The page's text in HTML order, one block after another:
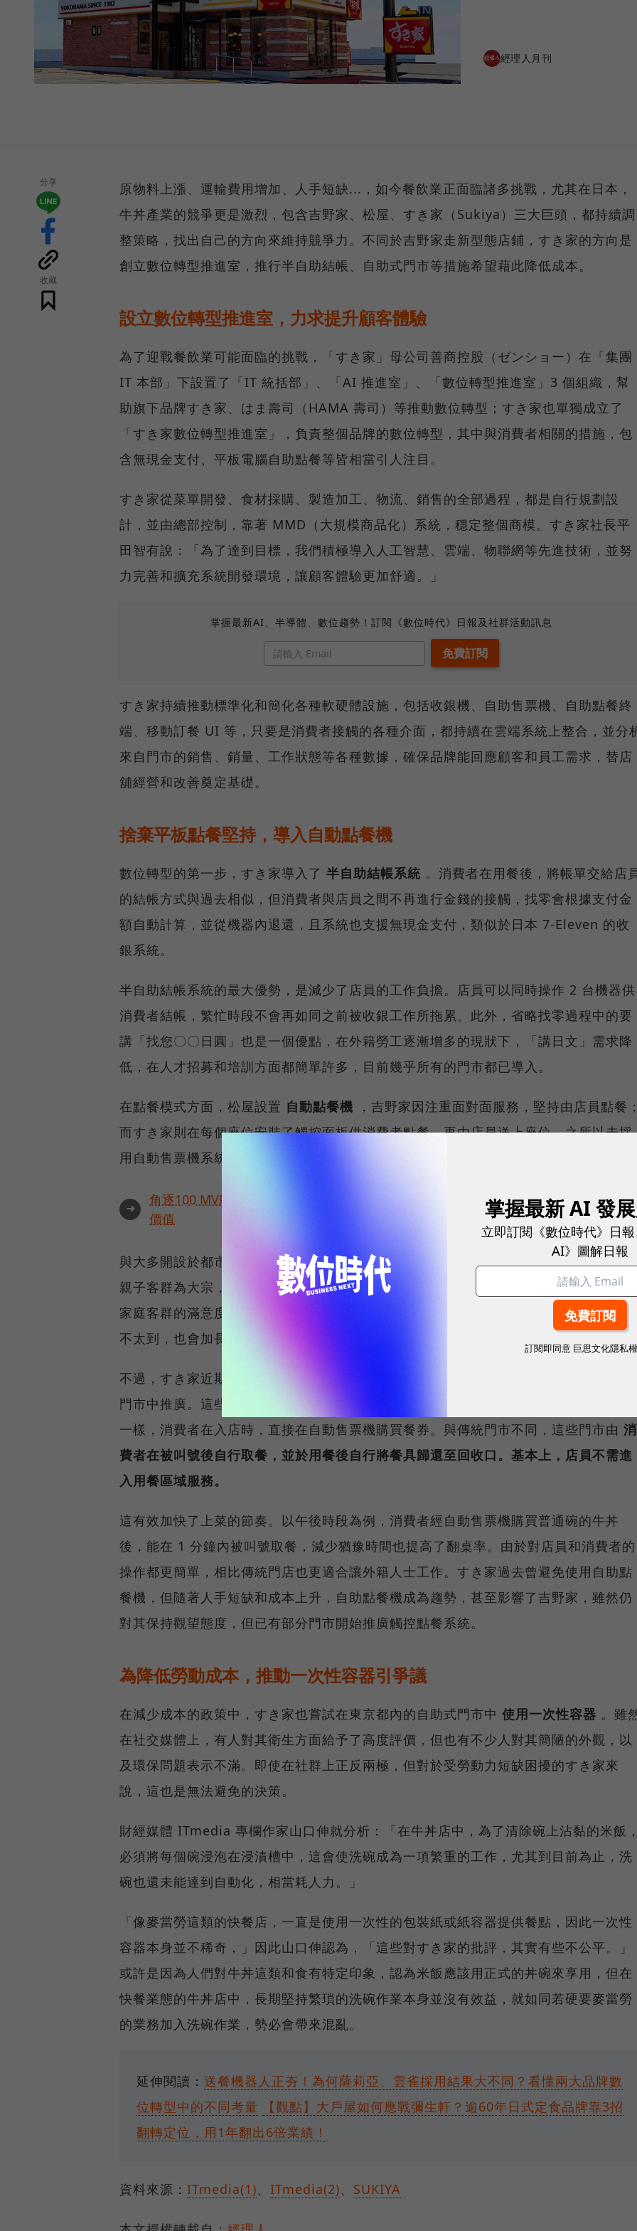
經理人月刊
分享
收藏
原物料上漲、運輸費用增加、人手短缺...，如今餐飲業正面臨諸多挑戰，尤其在日本，
牛丼產業的競爭更是激烈，包含吉野家、松屋、すき家（Sukiya）三大巨頭，都持續調
整策略，找出自己的方向來維持競爭力。不同於吉野家走新型態店鋪，すき家的方向是
創立數位轉型推進室，推行半自助結帳、自助式門市等措施希望藉此降低成本。
設立數位轉型推進室，力求提升顧客體驗
為了迎戰餐飲業可能面臨的挑戰，「すき家」母公司善商控股（ゼンショー）在「集團
IT 本部」下設置了「IT 統括部」、「AI 推進室」、「數位轉型推進室」3 個組織，幫
助旗下品牌すき家、はま壽司（HAMA 壽司）等推動數位轉型；すき家也單獨成立了
「すき家數位轉型推進室」，負責整個品牌的數位轉型，其中與消費者相關的措施，包
含無現金支付、平板電腦自助點餐等皆相當引人注目。
すき家從菜單開發、食材採購、製造加工、物流、銷售的全部過程，都是自行規劃設
計，並由總部控制，靠著 MMD（大規模商品化）系統，穩定整個商模。すき家社長平
田智有說：「為了達到目標，我們積極導入人工智慧、雲端、物聯網等先進技術，並努
力完善和擴充系統開發環境，讓顧客體驗更加舒適。」
掌握最新AI、半導體、數位趨勢！訂閱《數位時代》日報及社群活動訊息
すき家持續推動標準化和簡化各種軟硬體設施，包括收銀機、自助售票機、自助點餐終
端、移動訂餐 UI 等，只要是消費者接觸的各種介面，都持續在雲端系統上整合，並分
來自門市的銷售、銷量、工作狀態等各種數據，確保品牌能回應顧客和員工需求，替店
舖經營和改善奠定基礎。
捨棄平板點餐堅持，導入自動點餐機
數位轉型的第一步，すき家導入了 半自助結帳系統 。消費者在用餐後，將帳單交給店
的結帳方式與過去相似，但消費者與店員之間不再進行金錢的接觸，找零會根據支付金
額自動計算，並從機器內退還，且系統也支援無現金支付，類似於日本 7-Eleven 的收
銀系統。
半自助結帳系統的最大優勢，是減少了店員的工作負擔。店員可以同時操作 2 台機器供
消費者結帳，繁忙時段不會再如同之前被收銀工作所拖累。此外，省略找零過程中的要
講「找您〇〇日圓」也是一個優點，在外籍勞工逐漸增多的現狀下，「講日文」需求降
低，在人才招募和培訓方面都簡單許多，目前幾乎所有的門市都已導入。
在點餐模式方面，松屋設置 自動點餐機 ，吉野家因注重面對面服務，堅持由店員點餐
而すき家則在每個座位安裝了觸控面板供消費者點餐，再由店員送上座位。之所以未採
用自動售票機系統，是すき家的特別考量。
➜
角逐100 MVP盛典雙重榮耀！國際品牌X經理人特別肯定，展現AI時代最具潛力的核心
價值
與大多開設於都市內、車站前的松屋和吉野家不同，すき家郊外街邊門市比例較高，以
親子客群為大宗，多會共同討論點餐，因此すき家避免使用自動點餐機，確保不會降低
家庭客群的滿意度，且對帶孩子的消費者來說，自動點餐機螢幕位置較高，孩子可能看
不太到，也會加長點餐時間。
不過，すき家近期悄悄翻轉這項特色，將自動點餐機與自助服務系統在東京都內的翻新
門市中推廣。這些特殊的門市，門上就直接寫有「自助服務」的字樣，並與松屋的門市
一樣，消費者在入店時，直接在自動售票機購買餐券。與傳統門市不同，這些門市由 消
費者在被叫號後自行取餐，並於用餐後自行將餐具歸還至回收口。基本上，店員不需進
入用餐區域服務。
這有效加快了上菜的節奏。以午後時段為例，消費者經自動售票機購買普通碗的牛丼
後，能在 1 分鐘內被叫號取餐，減少猶豫時間也提高了翻桌率。由於對店員和消費者的
操作都更簡單，相比傳統門店也更適合讓外籍人士工作。すき家過去曾避免使用自助點
餐機，但隨著人手短缺和成本上升，自助點餐機成為趨勢，甚至影響了吉野家，雖然仍
對其保持觀望態度，但已有部分門市開始推廣觸控點餐系統。
為降低勞動成本，推動一次性容器引爭議
在減少成本的政策中，すき家也嘗試在東京都內的自助式門市中 使用一次性容器 。雖
在社交媒體上，有人對其衛生方面給予了高度評價，但也有不少人對其簡陋的外觀，以
及環保問題表示不滿。即使在社群上正反兩極，但對於受勞動力短缺困擾的すき家來
說，這也是無法避免的決策。
財經媒體 ITmedia 專欄作家山口伸就分析：「在牛丼店中，為了清除碗上沾黏的米飯
必須將每個碗浸泡在浸漬槽中，這會使洗碗成為一項繁重的工作，尤其到目前為止，洗
碗也還未能達到自動化，相當耗人力。」
「像麥當勞這類的快餐店，一直是使用一次性的包裝紙或紙容器提供餐點，因此一次性
容器本身並不稀奇，」因此山口伸認為，「這些對すき家的批評，其實有些不公平。」
或許是因為人們對牛丼這類和食有特定印象，認為米飯應該用正式的丼碗來享用，但在
快餐業態的牛丼店中，長期堅持繁瑣的洗碗作業本身並沒有效益，就如同若硬要麥當勞
的業務加入洗碗作業，勢必會帶來混亂。
延伸閱讀： 送餐機器人正夯！為何薩莉亞、雲雀採用結果大不同？看懂兩大品牌數
位轉型中的不同考量
【觀點】大戶屋如何應戰彌生軒？逾60年日式定食品牌靠3招
翻轉定位，用1年翻出6倍業績！
資料來源： ITmedia(1)、 ITmedia(2)、 SUKIYA
掌握最新 AI 發
立即訂閱《數位時代》日
AI》圖解日報
訂閱即同意 巨思文化隱私